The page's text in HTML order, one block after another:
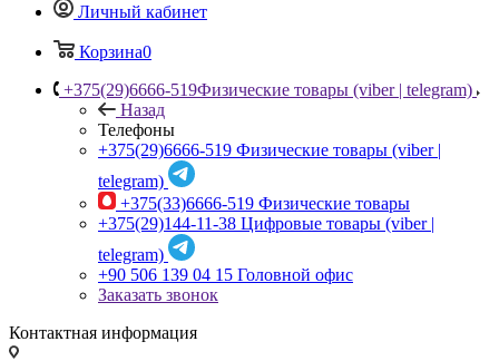
Личный кабинет
Корзина0
+375(29)6666-519Физические товары (viber | telegram)
Назад
Телефоны
+375(29)6666-519 Физические товары (viber |
telegram)
+375(33)6666-519 Физические товары
+375(29)144-11-38 Цифровые товары (viber |
telegram)
+90 506 139 04 15 Головной офис
Заказать звонок
Контактная информация